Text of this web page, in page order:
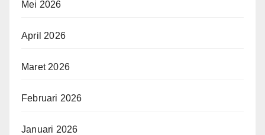
Mei 2026
April 2026
Maret 2026
Februari 2026
Januari 2026